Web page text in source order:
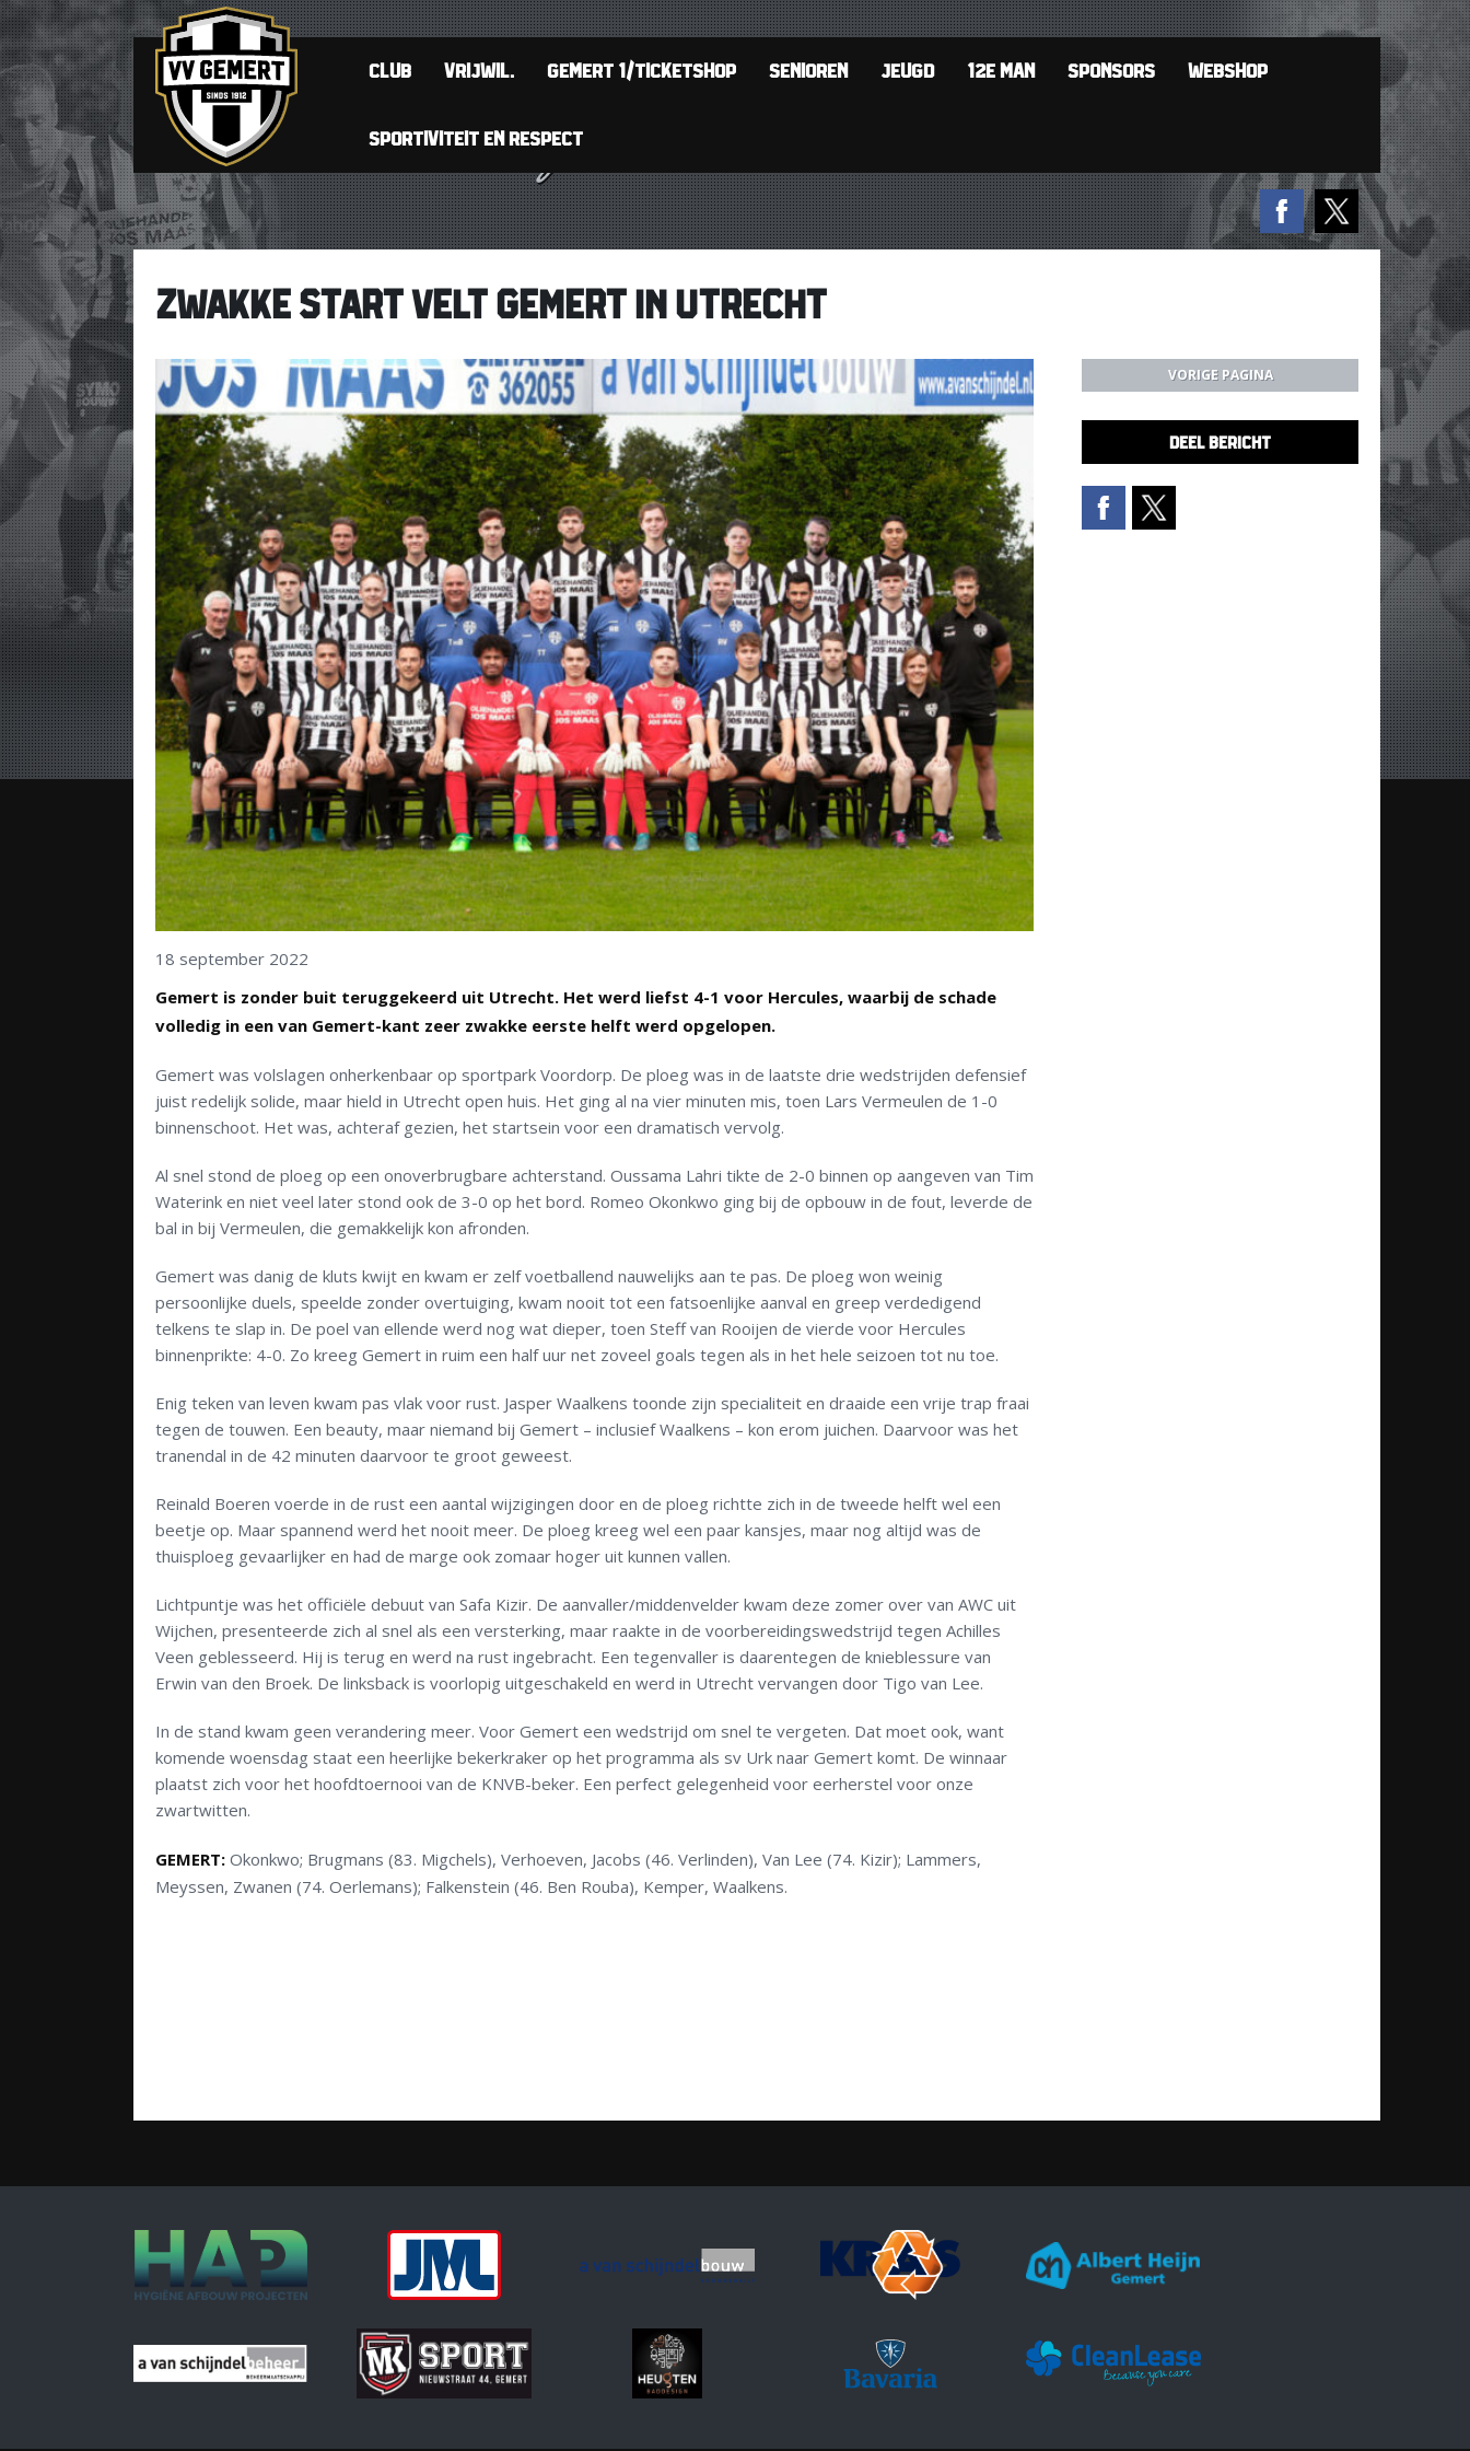
CLUB VRIJWIL. GEMERT 1/TICKETSHOP SENIOREN JEUGD 12E MAN SPONSORS WEBSHOP
SPORTIVITEIT EN RESPECT
ZWAKKE START VELT GEMERT IN UTRECHT
18 september 2022
Gemert is zonder buit teruggekeerd uit Utrecht. Het werd liefst 4-1 voor Hercules, waarbij de schade
volledig in een van Gemert-kant zeer zwakke eerste helft werd opgelopen.
Gemert was volslagen onherkenbaar op sportpark Voordorp. De ploeg was in de laatste drie wedstrijden defensief
juist redelijk solide, maar hield in Utrecht open huis. Het ging al na vier minuten mis, toen Lars Vermeulen de 1-0
binnenschoot. Het was, achteraf gezien, het startsein voor een dramatisch vervolg.
Al snel stond de ploeg op een onoverbrugbare achterstand. Oussama Lahri tikte de 2-0 binnen op aangeven van Tim
Waterink en niet veel later stond ook de 3-0 op het bord. Romeo Okonkwo ging bij de opbouw in de fout, leverde de
bal in bij Vermeulen, die gemakkelijk kon afronden.
Gemert was danig de kluts kwijt en kwam er zelf voetballend nauwelijks aan te pas. De ploeg won weinig
persoonlijke duels, speelde zonder overtuiging, kwam nooit tot een fatsoenlijke aanval en greep verdedigend
telkens te slap in. De poel van ellende werd nog wat dieper, toen Steff van Rooijen de vierde voor Hercules
binnenprikte: 4-0. Zo kreeg Gemert in ruim een half uur net zoveel goals tegen als in het hele seizoen tot nu toe.
Enig teken van leven kwam pas vlak voor rust. Jasper Waalkens toonde zijn specialiteit en draaide een vrije trap fraai
tegen de touwen. Een beauty, maar niemand bij Gemert – inclusief Waalkens – kon erom juichen. Daarvoor was het
tranendal in de 42 minuten daarvoor te groot geweest.
Reinald Boeren voerde in de rust een aantal wijzigingen door en de ploeg richtte zich in de tweede helft wel een
beetje op. Maar spannend werd het nooit meer. De ploeg kreeg wel een paar kansjes, maar nog altijd was de
thuisploeg gevaarlijker en had de marge ook zomaar hoger uit kunnen vallen.
Lichtpuntje was het officiële debuut van Safa Kizir. De aanvaller/middenvelder kwam deze zomer over van AWC uit
Wijchen, presenteerde zich al snel als een versterking, maar raakte in de voorbereidingswedstrijd tegen Achilles
Veen geblesseerd. Hij is terug en werd na rust ingebracht. Een tegenvaller is daarentegen de knieblessure van
Erwin van den Broek. De linksback is voorlopig uitgeschakeld en werd in Utrecht vervangen door Tigo van Lee.
In de stand kwam geen verandering meer. Voor Gemert een wedstrijd om snel te vergeten. Dat moet ook, want
komende woensdag staat een heerlijke bekerkraker op het programma als sv Urk naar Gemert komt. De winnaar
plaatst zich voor het hoofdtoernooi van de KNVB-beker. Een perfect gelegenheid voor eerherstel voor onze
zwartwitten.
GEMERT: Okonkwo; Brugmans (83. Migchels), Verhoeven, Jacobs (46. Verlinden), Van Lee (74. Kizir); Lammers,
Meyssen, Zwanen (74. Oerlemans); Falkenstein (46. Ben Rouba), Kemper, Waalkens.
VORIGE PAGINA
DEEL BERICHT